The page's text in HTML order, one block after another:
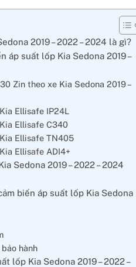
2019 – 2022 – 2024 là gì?
áp suất lốp Kia Sedona 2019 –
Zin theo xe Kia Sedona 2019 –
Ellisafe IP24L
Ellisafe C340
Ellisafe TN405
Ellisafe ADI4+
Sedona 2019 – 2022 – 2024
biến áp suất lốp Kia Sedona
hành
lốp Kia Sedona 2019 – 2022 –